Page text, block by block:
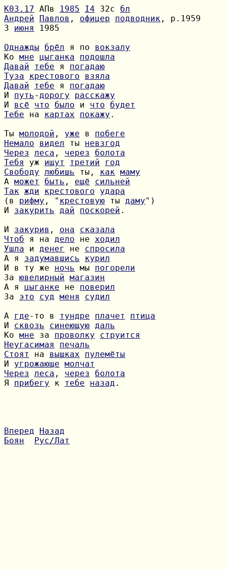
К03.17 АПв 1985 I4 32с бл
Андрей
Павлов , офицер подводник
3 июня
1985
Однажды
брёл я по вокзалу
Ко мне цыганка
подошла
Давай
тебе я погадаю
Туза
крестового
взяла
Давай
тебе я погадаю
И путь-дорогу
расскажу
И всё что было и что
будет
Тебе на картах покажу .
Ты молодой , уже в побеге
Немало
видел ты невзгод
Через леса , через
болота
Тебя
уж ищут третий
год
Свободу любишь ты, как маму
А может быть , ещё
сильней
Так жди крестового
удара
(в рифму , " крестовую ты даму
И закурить дай поскорей .
И закурив , она
сказала
Чтоб я на дело не ходил
Ушла и денег не спросила
А я задумавшись
курил
И в ту же ночь мы погорели
За ювелирный магазин
А я цыганке не поверил
За это суд меня
судил
А
где-то в тундре плачет
птица
И сквозь синеющую даль
Ко мне за проволку
струится
Неугасимая
печаль
Стоят
на вышках
пулемёты
И угрожающе молчат
Через леса , через
болота
Я прибегу к тебе назад .
Вперед
Назад
Боян
Рус/Лат